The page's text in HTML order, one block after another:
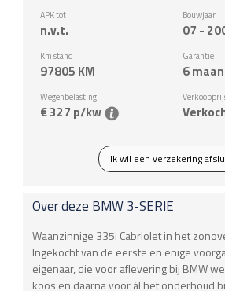
APK tot
n.v.t.
Bouwjaar
07 -
Km stand
97805 KM
Garantie
6
Wegenbelasting
€ 327 p/kw
Ik wil een verzekering
Over deze BMW3-SERIE
Waanzinnige 335i Cabriolet in het
Ingekocht van de eerste en enige
eigenaar, die voor aflevering bij BMW
koos en daarna voor ál het onderhoud